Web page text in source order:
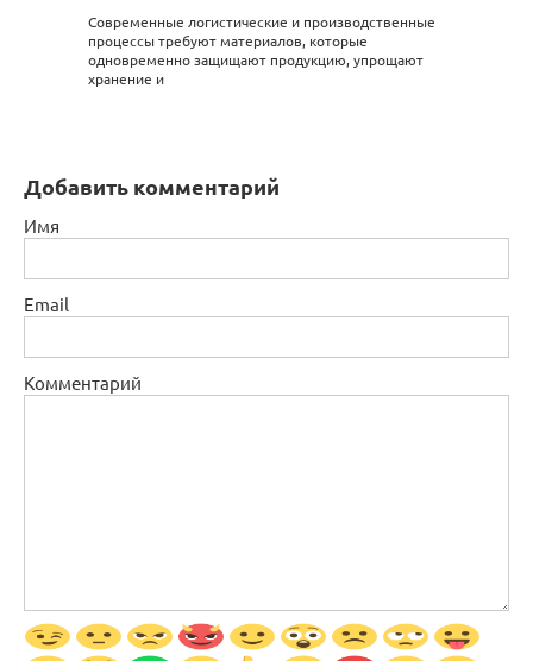
Современные логистические и производственные
процессы требуют материалов, которые
одновременно защищают продукцию, упрощают
хранение и
Добавить комментарий
Имя
Email
Комментарий